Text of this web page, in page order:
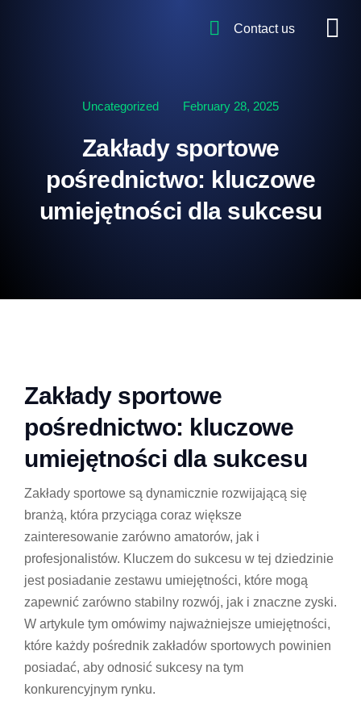
Contact us
Uncategorized February 28, 2025
Zakłady sportowe
pośrednictwo: kluczowe
umiejętności dla sukcesu
Zakłady sportowe
pośrednictwo: kluczowe
umiejętności dla sukcesu
Zakłady sportowe są dynamicznie rozwijającą się
branżą, która przyciąga coraz większe
zainteresowanie zarówno amatorów, jak i
profesjonalistów. Kluczem do sukcesu w tej dziedzinie
jest posiadanie zestawu umiejętności, które mogą
zapewnić zarówno stabilny rozwój, jak i znaczne zyski.
W artykule tym omówimy najważniejsze umiejętności,
które każdy pośrednik zakładów sportowych powinien
posiadać, aby odnosić sukcesy na tym
konkurencyjnym rynku.